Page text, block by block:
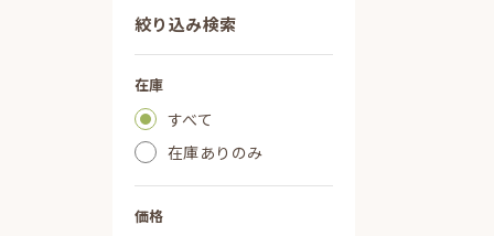
絞り込み検索
在庫
すべて
在庫ありのみ
価格